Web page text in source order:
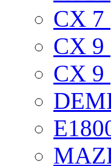
CX 7
CX 9
CX 9